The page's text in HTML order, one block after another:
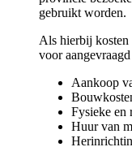
gebruikt worden.
Als hierbij kosten
voor
Aankoop
Fysieke en
Huur van